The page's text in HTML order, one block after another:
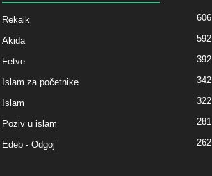
Rekaik 606
Akida 592
Fetve 392
Islam za početnike 342
Islam 322
Poziv u islam 281
Edeb - Odgoj 262